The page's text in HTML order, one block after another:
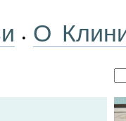
• О